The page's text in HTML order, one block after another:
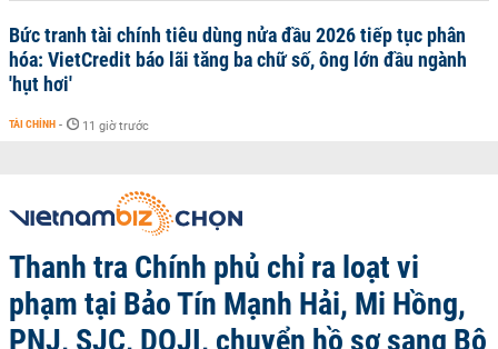
Bức tranh tài chính tiêu dùng nửa đầu 2026 tiếp tục phân
hóa: VietCredit báo lãi tăng ba chữ số, ông lớn đầu ngành
'hụt hơi'
TÀI CHÍNH - 11 giờ trước
Thanh tra Chính phủ chỉ ra loạt vi
phạm tại Bảo Tín Mạnh Hải, Mi Hồng,
PNJ, SJC, DOJI, chuyển hồ sơ sang Bộ